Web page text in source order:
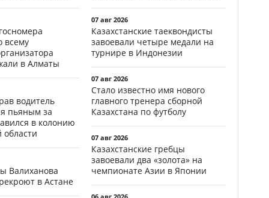
всему
в Алматы
водитель
пьяным за
в колонию
области
Валиханова
в Астане
07 авг 2026
Казахстанские таеквондисты
завоевали четыре медали на
турнире в Индонезии
07 авг 2026
Стало известно имя нового
главного тренера сборной
Казахстана по футболу
07 авг 2026
Казахстанские гребцы
завоевали два «золота» на
чемпионате Азии в Японии